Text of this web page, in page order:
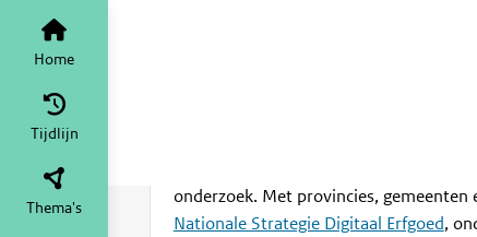
Home
Tijdlijn
Thema's
wordt
onderzoek. Met provincies,
Nationale Strategie Digitaal Erfgoed,